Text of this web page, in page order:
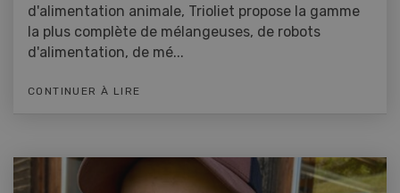
d'alimentation animale, Trioliet propose la gamme
la plus complète de mélangeuses, de robots
d'alimentation, de mé...
CONTINUER À LIRE